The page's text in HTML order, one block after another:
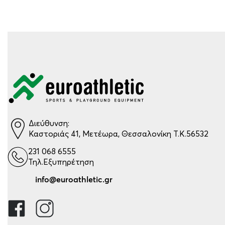
Διεύθυνση:
Καστοριάς 41, Μετέωρα, Θεσσαλονίκη Τ.Κ.56532
231 068 6555
Τηλ.Εξυπηρέτηση
info@euroathletic.gr